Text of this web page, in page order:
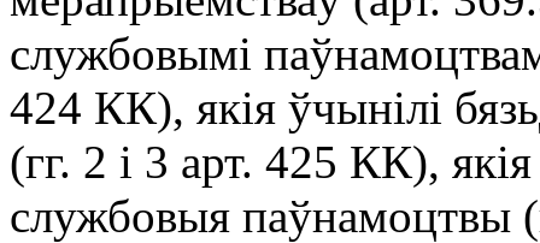
службовымі
424 КК), якія ўчынілі
(гг. 2 і 3 арт. 425 КК),
службовыя паўнамоцтвы